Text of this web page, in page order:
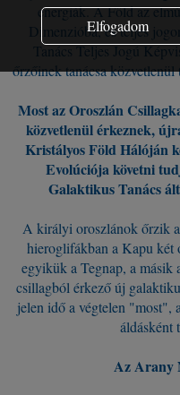
energiák. A Föld az
Dimenzióba, és teljes
Tanács Teljes Jogú
őrzőinek tanácsa
Most az Oroszlán
közvetlenül érkeznek,
Kristályos Föld Hálóján
Evolúciója követni
Galaktikus Tanács
A királyi oroszlánok őrzik
hieroglifákban a Kapu két
egyikük a Tegnap, a
csillagból érkező új
jelen idő a végtelen "most",
áldásként
Az Arany
Elfogadom